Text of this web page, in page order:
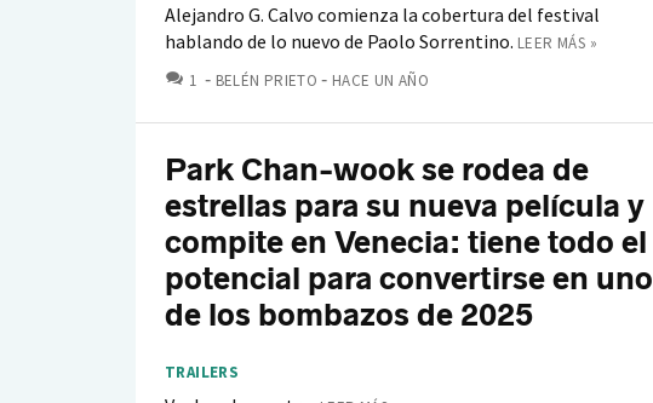
Alejandro G. Calvo comienza la cobertura del festival
hablando de lo nuevo de Paolo Sorrentino. LEER MÁS »
1 COMENTARIOS
BELÉN PRIETO HACE UN AÑO
Park Chan-wook se rodea de
estrellas para su nueva película y
compite en Venecia: tiene todo el
potencial para convertirse en uno
de los bombazos de 2025
TRAILERS